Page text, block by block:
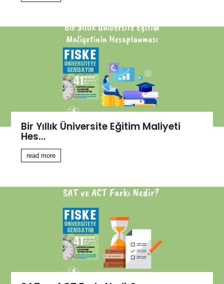
Bir Yıllık Üniversite Eğitim Maliyeti
Hes...
read more